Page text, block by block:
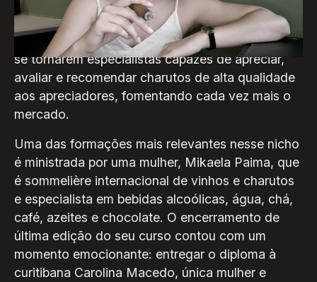
mundo dos charutos. Seu principal objetivo é
ensinar profundamente a história e as variedades
do tabaco, além de capacitar os participantes a
se tornarem especialistas capazes de apreciar,
avaliar e recomendar charutos de alta qualidade
aos apreciadores, fomentando cada vez mais o
mercado.
Uma das formações mais relevantes nesse nicho
é ministrada por uma mulher, Mikaela Paima, que
é sommelière internacional de vinhos e charutos
e especialista em bebidas alcoólicas, água, chá,
café, azeites e chocolate. O encerramento de
última edição do seu curso contou com um
momento emocionante: entregar o diploma à
curitibana Carolina Macedo, única mulher e